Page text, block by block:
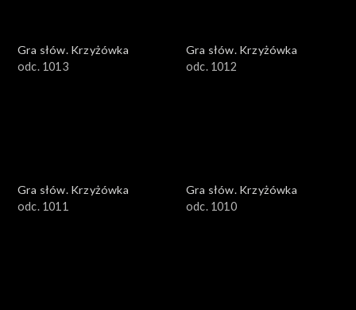
Gra słów. Krzyżówka
odc. 1013
Gra słów. Krzyżówka
odc. 1012
Gra słów. Krzyżówka
odc. 1011
Gra słów. Krzyżówka
odc. 1010